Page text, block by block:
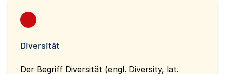
Diversität
Der Begriff Diversität (engl. Diversity, lat.